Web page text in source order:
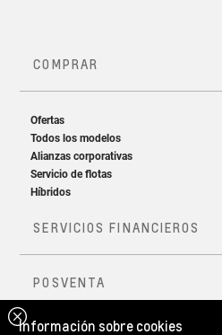
Información sobre cookies